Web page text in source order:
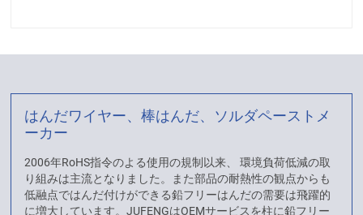
はんだワイヤー、棒はんだ、ソルダペーストメ
ーカー
2006年RoHS指令のよる使用の規制以来、 環境負荷低減の取
り組みは主流となりました。また部品の耐熱性の観点からも
低融点ではんだ付けができる鉛フリーはんだの需要は飛躍的
に増大しています。JUFENGはOEMサービスを柱に鉛フリー